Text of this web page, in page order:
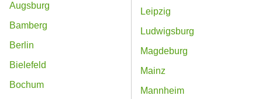
Augsburg
Bamberg
Berlin
Bielefeld
Bochum
Leipzig
Ludwigsburg
Magdeburg
Mainz
Mannheim